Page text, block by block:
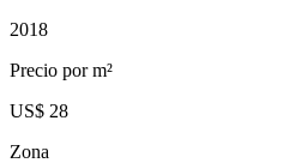
2018
Precio por m²
US$ 28
Zona